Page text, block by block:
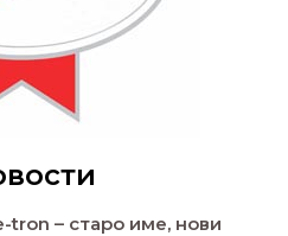
tron – старо име, нови